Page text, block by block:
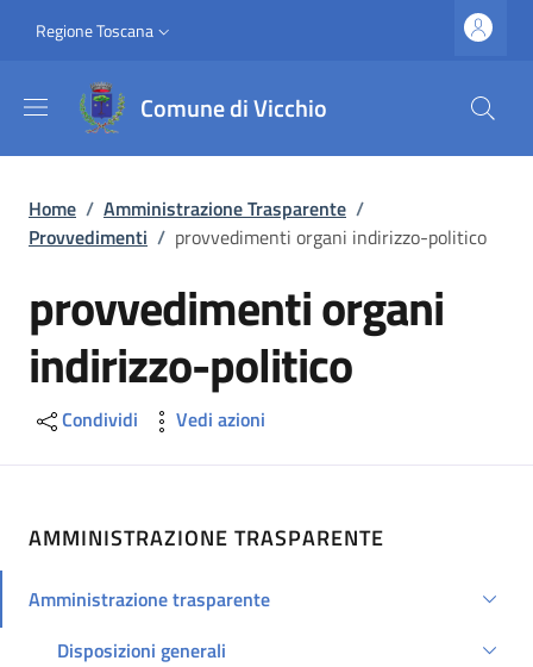
Slim top
Regione Toscana
Comune di Vicchio
Briciole di pane
Home / Amministrazione Trasparente /
Provvedimenti / provvedimenti organi indirizzo-politico
provvedimenti organi
indirizzo-politico
Condividi Vedi azioni
AMMINISTRAZIONE TRASPARENTE
Amministrazione trasparente
Attivo
Disposizioni generali